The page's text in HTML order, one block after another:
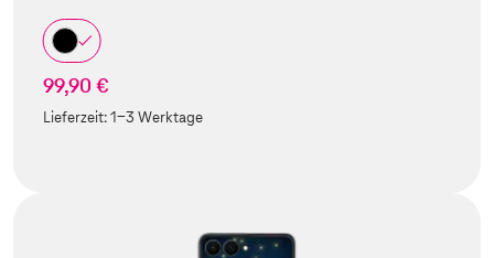
99,90 €
Lieferzeit:1-3 Werktage